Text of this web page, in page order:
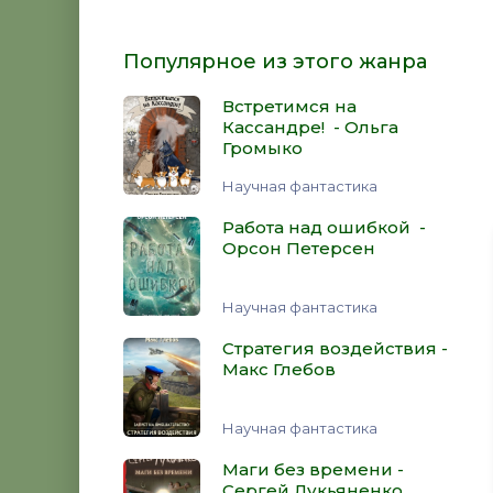
Популярное из этого жанра
Встретимся на
Кассандре! - Ольга
Громыко
Научная фантастика
Работа над ошибкой -
Орсон Петерсен
Научная фантастика
Стратегия воздействия -
Макс Глебов
Научная фантастика
Маги без времени -